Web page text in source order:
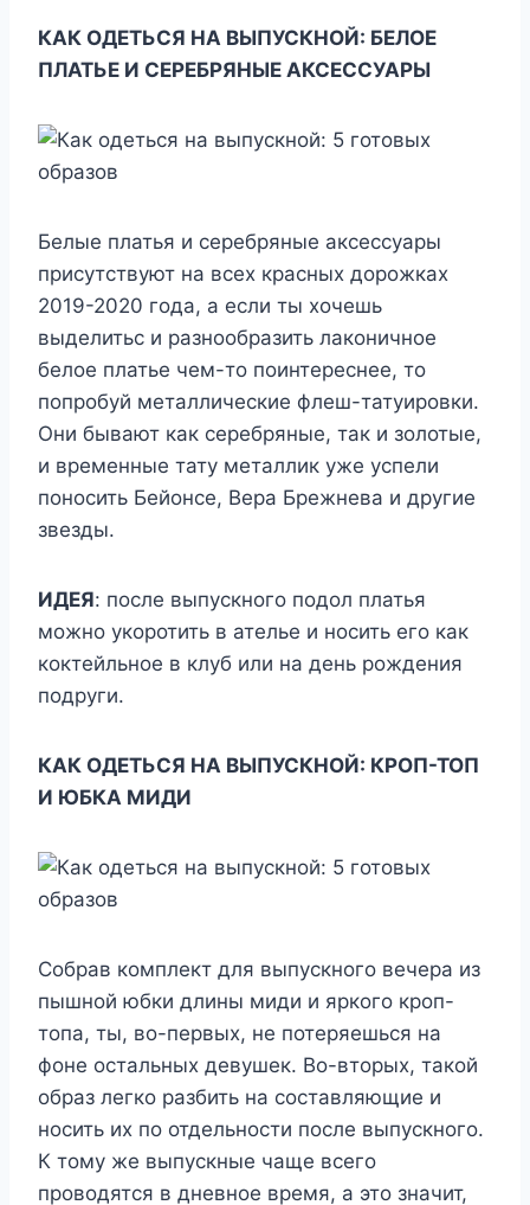
КАК ОДЕТЬСЯ НА ВЫПУСКНОЙ: БЕЛОЕ
ПЛАТЬЕ И СЕРЕБРЯНЫЕ АКСЕССУАРЫ
Белые платья и серебряные аксессуары
присутствуют на всех красных дорожках
2019-2020 года, а если ты хочешь
выделитьс и разнообразить лаконичное
белое платье чем-то поинтереснее, то
попробуй металлические флеш-татуировки.
Они бывают как серебряные, так и золотые,
и временные тату металлик уже успели
поносить Бейонсе, Вера Брежнева и другие
звезды.
ИДЕЯ: после выпускного подол платья
можно укоротить в ателье и носить его как
коктейльное в клуб или на день рождения
подруги.
КАК ОДЕТЬСЯ НА ВЫПУСКНОЙ: КРОП-ТОП
И ЮБКА МИДИ
Собрав комплект для выпускного вечера из
пышной юбки длины миди и яркого кроп-
топа, ты, во-первых, не потеряешься на
фоне остальных девушек. Во-вторых, такой
образ легко разбить на составляющие и
носить их по отдельности после выпускного.
К тому же выпускные чаще всего
проводятся в дневное время, а это значит,